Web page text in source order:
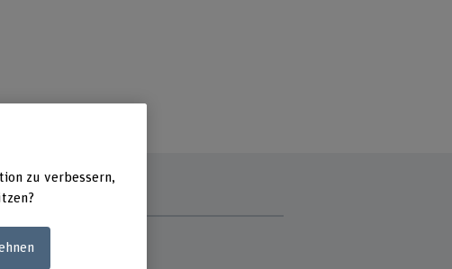
Adresse
Berner Fachhochschule
zu verbessern,